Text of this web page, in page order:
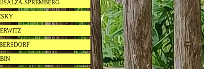
SPREMBERG